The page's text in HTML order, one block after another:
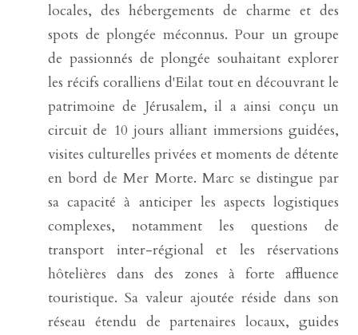
locales, des hébergements de charme et des
spots de plongée méconnus. Pour un groupe
de passionnés de plongée souhaitant explorer
les récifs coralliens d'Eilat tout en découvrant le
patrimoine de Jérusalem, il a ainsi conçu un
circuit de 10 jours alliant immersions guidées,
visites culturelles privées et moments de détente
en bord de Mer Morte. Marc se distingue par
sa capacité à anticiper les aspects logistiques
complexes, notamment les questions de
transport inter-régional et les réservations
hôtelières dans des zones à forte affluence
touristique. Sa valeur ajoutée réside dans son
réseau étendu de partenaires locaux, guides